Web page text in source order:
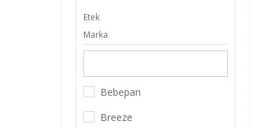
Etek
Salopet & Tulum
Aksesuar & Toka
Mont & Kaban
Marka
Bebepan
Breeze